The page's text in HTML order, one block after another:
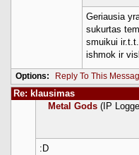
Geriausia
sukurtas
smuikui
ishmok ir
Options: Reply To This
Re: klausimas
Metal Gods (IP
:D